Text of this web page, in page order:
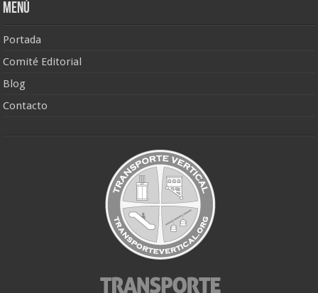
Menú
Portada
Comité Editorial
Blog
Contacto